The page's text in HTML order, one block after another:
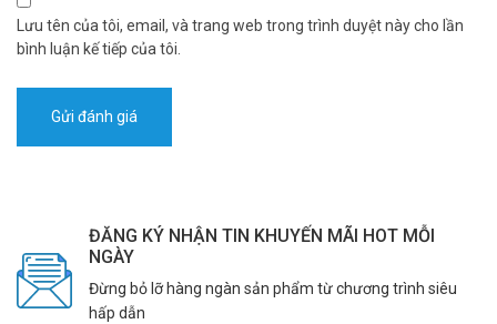
Lưu tên của tôi, email, và trang web trong trình duyệt này cho lần
bình luận kế tiếp của tôi.
ĐĂNG KÝ NHẬN TIN KHUYẾN MÃI HOT MỖI
NGÀY
Đừng bỏ lỡ hàng ngàn sản phẩm từ chương trình siêu
hấp dẫn